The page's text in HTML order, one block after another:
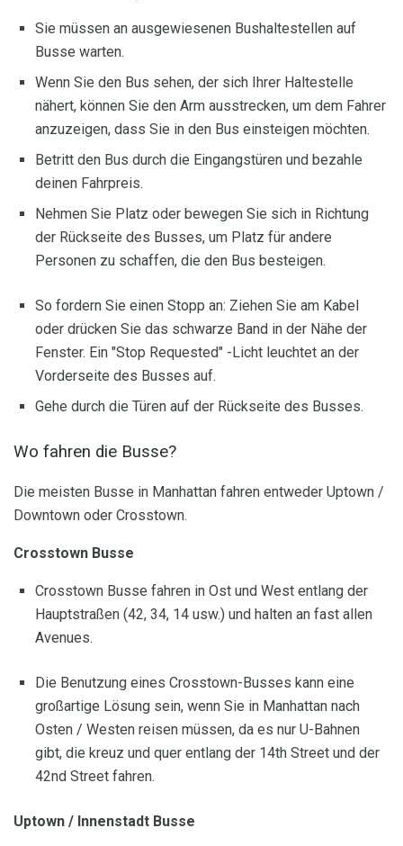
Sie müssen an ausgewiesenen Bushaltestellen auf
Busse warten.
Wenn Sie den Bus sehen, der sich Ihrer Haltestelle
nähert, können Sie den Arm ausstrecken, um dem Fahrer
anzuzeigen, dass Sie in den Bus einsteigen möchten.
Betritt den Bus durch die Eingangstüren und bezahle
deinen Fahrpreis.
Nehmen Sie Platz oder bewegen Sie sich in Richtung
der Rückseite des Busses, um Platz für andere
Personen zu schaffen, die den Bus besteigen.
So fordern Sie einen Stopp an: Ziehen Sie am Kabel
oder drücken Sie das schwarze Band in der Nähe der
Fenster. Ein "Stop Requested" -Licht leuchtet an der
Vorderseite des Busses auf.
Gehe durch die Türen auf der Rückseite des Busses.
Wo fahren die Busse?
Die meisten Busse in Manhattan fahren entweder Uptown /
Downtown oder Crosstown.
Crosstown Busse
Crosstown Busse fahren in Ost und West entlang der
Hauptstraßen (42, 34, 14 usw.) und halten an fast allen
Avenues.
Die Benutzung eines Crosstown-Busses kann eine
großartige Lösung sein, wenn Sie in Manhattan nach
Osten / Westen reisen müssen, da es nur U-Bahnen
gibt, die kreuz und quer entlang der 14th Street und der
42nd Street fahren.
Uptown / Innenstadt Busse